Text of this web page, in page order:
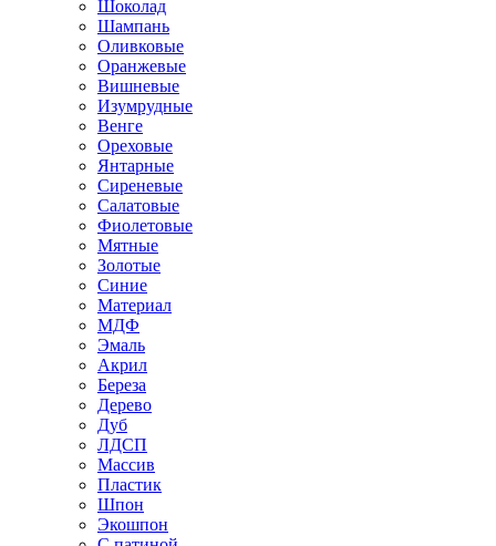
Шоколад
Шампань
Оливковые
Оранжевые
Вишневые
Изумрудные
Венге
Ореховые
Янтарные
Сиреневые
Салатовые
Фиолетовые
Мятные
Золотые
Синие
Материал
МДФ
Эмаль
Акрил
Береза
Дерево
Дуб
ЛДСП
Массив
Пластик
Шпон
Экошпон